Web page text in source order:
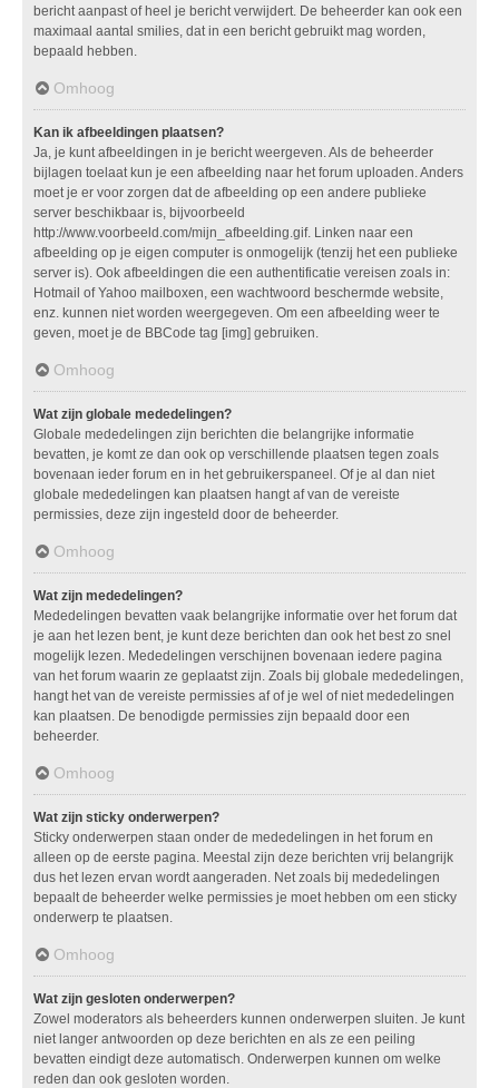
bericht aanpast of heel je bericht verwijdert. De beheerder kan ook een
maximaal aantal smilies, dat in een bericht gebruikt mag worden,
bepaald hebben.
Omhoog
Kan ik afbeeldingen plaatsen?
Ja, je kunt afbeeldingen in je bericht weergeven. Als de beheerder
bijlagen toelaat kun je een afbeelding naar het forum uploaden. Anders
moet je er voor zorgen dat de afbeelding op een andere publieke
server beschikbaar is, bijvoorbeeld
http://www.voorbeeld.com/mijn_afbeelding.gif. Linken naar een
afbeelding op je eigen computer is onmogelijk (tenzij het een publieke
server is). Ook afbeeldingen die een authentificatie vereisen zoals in:
Hotmail of Yahoo mailboxen, een wachtwoord beschermde website,
enz. kunnen niet worden weergegeven. Om een afbeelding weer te
geven, moet je de BBCode tag [img] gebruiken.
Omhoog
Wat zijn globale mededelingen?
Globale mededelingen zijn berichten die belangrijke informatie
bevatten, je komt ze dan ook op verschillende plaatsen tegen zoals
bovenaan ieder forum en in het gebruikerspaneel. Of je al dan niet
globale mededelingen kan plaatsen hangt af van de vereiste
permissies, deze zijn ingesteld door de beheerder.
Omhoog
Wat zijn mededelingen?
Mededelingen bevatten vaak belangrijke informatie over het forum dat
je aan het lezen bent, je kunt deze berichten dan ook het best zo snel
mogelijk lezen. Mededelingen verschijnen bovenaan iedere pagina
van het forum waarin ze geplaatst zijn. Zoals bij globale mededelingen,
hangt het van de vereiste permissies af of je wel of niet mededelingen
kan plaatsen. De benodigde permissies zijn bepaald door een
beheerder.
Omhoog
Wat zijn sticky onderwerpen?
Sticky onderwerpen staan onder de mededelingen in het forum en
alleen op de eerste pagina. Meestal zijn deze berichten vrij belangrijk
dus het lezen ervan wordt aangeraden. Net zoals bij mededelingen
bepaalt de beheerder welke permissies je moet hebben om een sticky
onderwerp te plaatsen.
Omhoog
Wat zijn gesloten onderwerpen?
Zowel moderators als beheerders kunnen onderwerpen sluiten. Je kunt
niet langer antwoorden op deze berichten en als ze een peiling
bevatten eindigt deze automatisch. Onderwerpen kunnen om welke
reden dan ook gesloten worden.